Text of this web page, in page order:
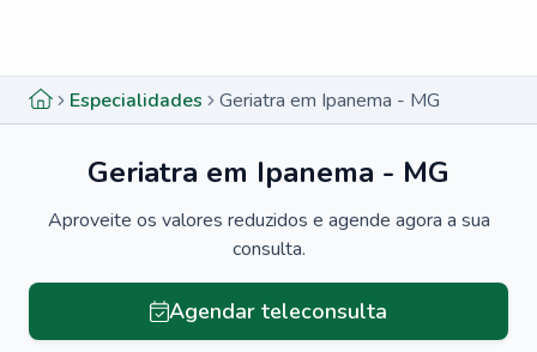
Especialidades Geriatra em Ipanema - MG
Geriatra em Ipanema - MG
Aproveite os valores reduzidos e agende agora a sua
consulta.
Agendar teleconsulta